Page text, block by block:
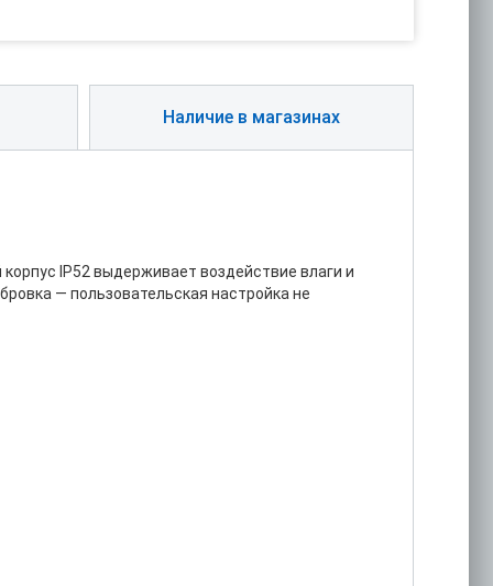
Наличие в магазинах
IP52 выдерживает воздействие влаги и
— пользовательская настройка не